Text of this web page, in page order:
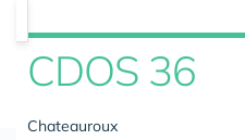
CDOS 36
Chateauroux